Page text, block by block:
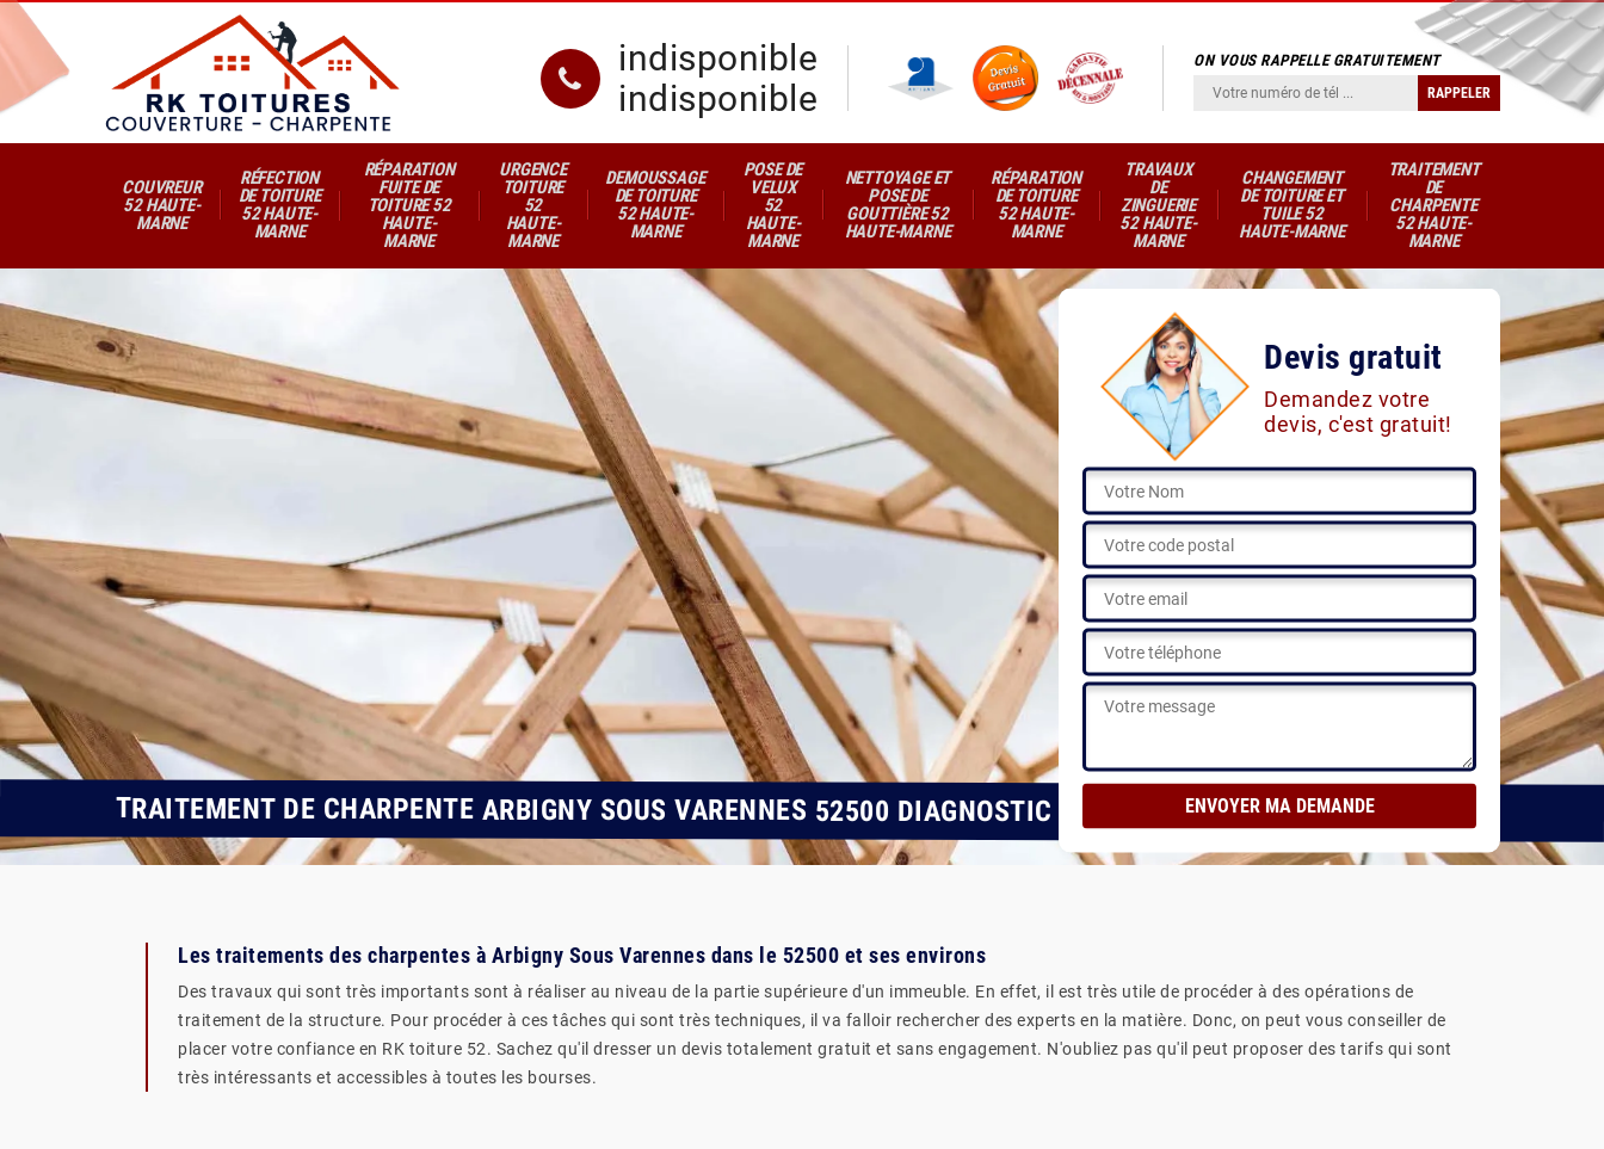
indisponible
indisponible
ON VOUS RAPPELLE GRATUITEMENT
COUVREUR
52 HAUTE-
MARNE
RÉFECTION
DE TOITURE
52 HAUTE-
MARNE
RÉPARATION
FUITE DE
TOITURE 52
HAUTE-
MARNE
URGENCE
TOITURE
52
HAUTE-
MARNE
DEMOUSSAGE
DE TOITURE
52 HAUTE-
MARNE
POSE DE
VELUX
52
HAUTE-
MARNE
NETTOYAGE ET
POSE DE
GOUTTIÈRE 52
HAUTE-MARNE
RÉPARATION
DE TOITURE
52 HAUTE-
MARNE
TRAVAUX
DE
ZINGUERIE
52 HAUTE-
MARNE
CHANGEMENT
DE TOITURE ET
TUILE 52
HAUTE-MARNE
TRAITEMENT
DE
CHARPENTE
52 HAUTE-
MARNE
Devis gratuit
Demandez votre
devis, c'est gratuit!
TRAITEMENT DE CHARPENTE ARBIGNY SOUS VARENNES 52500 DIAGNOSTIC GRATUIT Voir nos réalisations
Les traitements des charpentes à Arbigny Sous Varennes dans le 52500 et ses environs
Des travaux qui sont très importants sont à réaliser au niveau de la partie supérieure d'un immeuble. En effet, il est très utile de procéder à des opérations de
traitement de la structure. Pour procéder à ces tâches qui sont très techniques, il va falloir rechercher des experts en la matière. Donc, on peut vous conseiller de
placer votre confiance en RK toiture 52. Sachez qu'il dresser un devis totalement gratuit et sans engagement. N'oubliez pas qu'il peut proposer des tarifs qui sont
très intéressants et accessibles à toutes les bourses.